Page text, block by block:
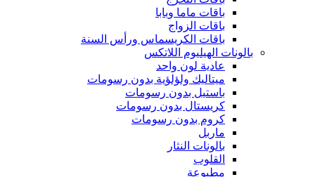
باقات ماما وبابا
باقات الزواج
باقات الكريسماس ورأس السنة
بالونات الهيليوم اللاتكس
عادية لون واحد
ميتاليك ولؤلؤية بدون رسومات
باستيل بدون رسومات
كريستال بدون رسومات
كروم بدون رسومات
ماربل
بالونات النثار
القلوب
مطبوعة